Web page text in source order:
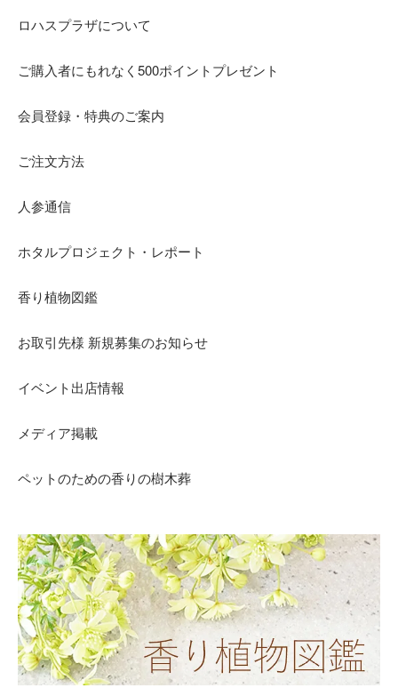
ロハスプラザについて
ご購入者にもれなく500ポイントプレゼント
会員登録・特典のご案内
ご注文方法
人参通信
ホタルプロジェクト・レポート
香り植物図鑑
お取引先様 新規募集のお知らせ
イベント出店情報
メディア掲載
ペットのための香りの樹木葬